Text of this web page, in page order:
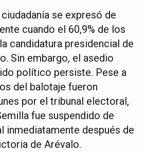
se expresó de
cuando el 60,9% de los
candidatura presidencial de
Sin embargo, el asedio
político persiste. Pese a
del balotaje fueron
por el tribunal electoral,
fue suspendido de
inmediatamente después de
de Arévalo.